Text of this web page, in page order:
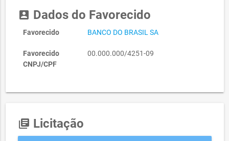
account_box Dados do Favorecido
Favorecido BANCO DO BRASIL SA
Favorecido
CNPJ/CPF
00.000.000/4251-09
library_books Licitação